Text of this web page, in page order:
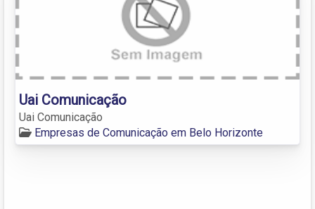
Uai Comunicação
Uai Comunicação
Empresas de Comunicação em Belo Horizonte